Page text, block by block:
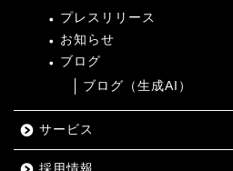
プレスリリース
お知らせ
ブログ
ブログ（生成AI）
サービス